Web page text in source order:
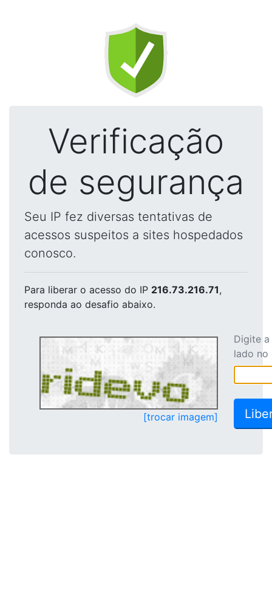
Verificação
de segurança
Seu IP fez diversas tentativas de
acessos suspeitos a sites hospedados
conosco.
Para liberar o acesso do IP 216.73.216.71,
responda ao desafio abaixo.
[trocar imagem]
Digite
lado no